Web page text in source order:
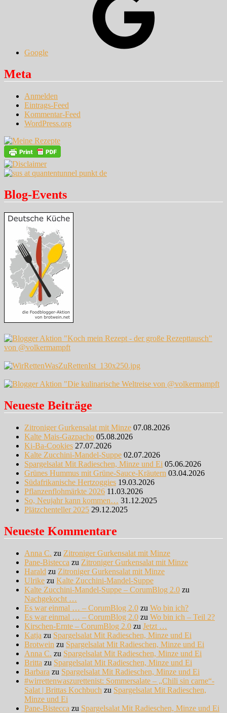
Google
Meta
Anmelden
Eintrags-Feed
Kommentar-Feed
WordPress.org
Blog-Events
Neueste Beiträge
Zitroniger Gurkensalat mit Minze 07.08.2026
Kalte Mais-Gazpacho 05.08.2026
Ki-Ba-Cookies 27.07.2026
Kalte Zucchini-Mandel-Suppe 02.07.2026
Spargelsalat Mit Radieschen, Minze und Ei 05.06.2026
Grünes Hummus mit Grüne-Sauce-Kräutern 03.04.2026
Südafrikanische Hertzoggies 19.03.2026
Pflanzenflohmärkte 2026 11.03.2026
So, Neujahr kann kommen… 31.12.2025
Plätzchenteller 2025 29.12.2025
Neueste Kommentare
Anna C. zu Zitroniger Gurkensalat mit Minze
Pane-Bistecca zu Zitroniger Gurkensalat mit Minze
Harald zu Zitroniger Gurkensalat mit Minze
Ulrike zu Kalte Zucchini-Mandel-Suppe
Kalte Zucchini-Mandel-Suppe – CorumBlog 2.0 zu
Nachgekocht …
Es war einmal … – CorumBlog 2.0 zu Wo bin ich?
Es war einmal … – CorumBlog 2.0 zu Wo bin ich – Teil 2?
Kirschen-Ernte – CorumBlog 2.0 zu Jetzt …
Katja zu Spargelsalat Mit Radieschen, Minze und Ei
Brotwein zu Spargelsalat Mit Radieschen, Minze und Ei
Anna C. zu Spargelsalat Mit Radieschen, Minze und Ei
Britta zu Spargelsalat Mit Radieschen, Minze und Ei
Barbara zu Spargelsalat Mit Radieschen, Minze und Ei
#wirrettenwaszurettenist: Sommersalate – „Chili sin carne“-
Salat | Brittas Kochbuch zu Spargelsalat Mit Radieschen,
Minze und Ei
Pane-Bistecca zu Spargelsalat Mit Radieschen, Minze und Ei